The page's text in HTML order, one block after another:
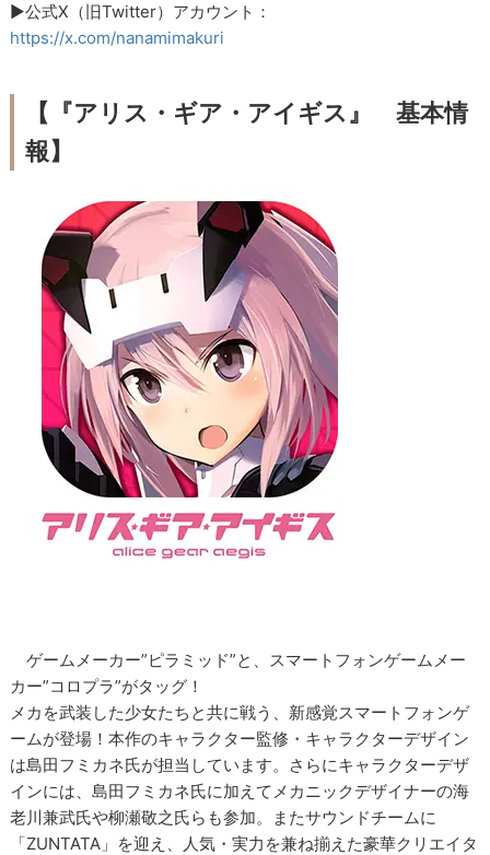
▶公式X（旧Twitter）アカウント：
https://x.com/nanamimakuri
【『アリス・ギア・アイギス』 基本情
報】
ゲームメーカー”ピラミッド”と、スマートフォンゲームメー
カー”コロプラ”がタッグ！
メカを武装した少女たちと共に戦う、新感覚スマートフォンゲ
ームが登場！本作のキャラクター監修・キャラクターデザイン
は島田フミカネ氏が担当しています。さらにキャラクターデザ
インには、島田フミカネ氏に加えてメカニックデザイナーの海
老川兼武氏や柳瀬敬之氏らも参加。またサウンドチームに
「ZUNTATA」を迎え、人気・実力を兼ね揃えた豪華クリエイタ